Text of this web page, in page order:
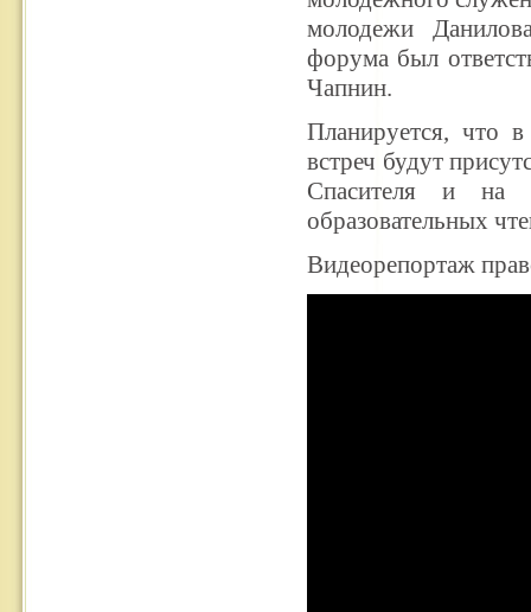
молодежи
форума был
Чапнин.
Планируется, что
встреч будут
Спасителя и на
образовательных
Видеорепортаж